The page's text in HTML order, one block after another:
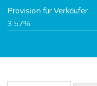
Provision für Verkäufer
3,57%